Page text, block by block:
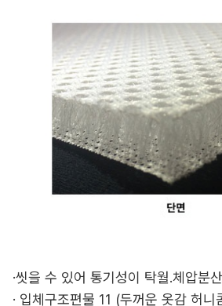
·씻을 수 있어 통기성이 탁월.체압분
· 입체구조편물 11 (두꺼운 옷감 허